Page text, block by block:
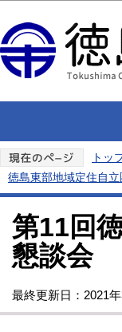
トッ
徳島東部地域定住自
第11回
懇談会
最終更新日：2021